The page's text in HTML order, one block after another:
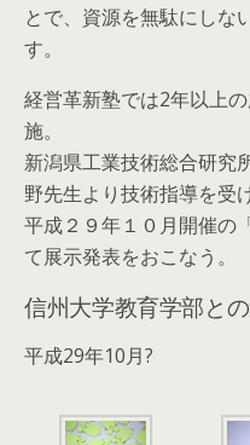
とで、資源を無駄にしな
す。
経営革新塾では2年以上
施。
新潟県工業技術総合研
野先生より技術指導を受
平成２９年１０月開催の
て展示発表をおこなう。
信州大学教育学部と
平成29年10月?